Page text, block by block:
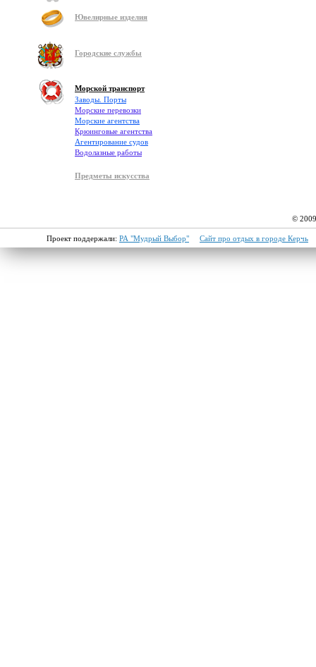
Ювелирные изделия
Городские службы
Морской транспорт
Заводы. Порты
Морские перевозки
Морские агентства
Крюинговые агентства
Агентирование судов
Водолазные работы
Предметы искусства
©
Проект поддержали: РА "Мудрый Выбор" Сайт про отдых в городе Керчь